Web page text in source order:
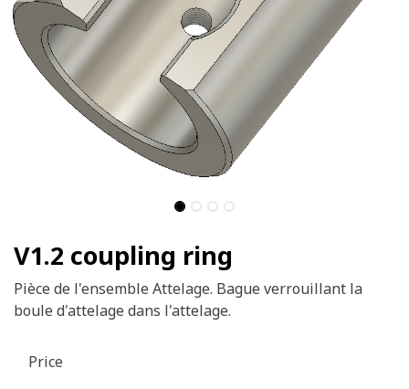
V1.2 coupling ring
Pièce de l'ensemble Attelage. Bague verrouillant la
boule d'attelage dans l'attelage.
Price